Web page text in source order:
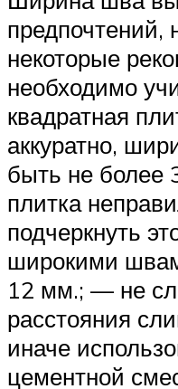
предпочтений,
некоторые
необходимо
квадратная
аккуратно,
быть не
плитка
подчеркнуть
широкими
12 мм.; — не
расстояния
иначе
цементной